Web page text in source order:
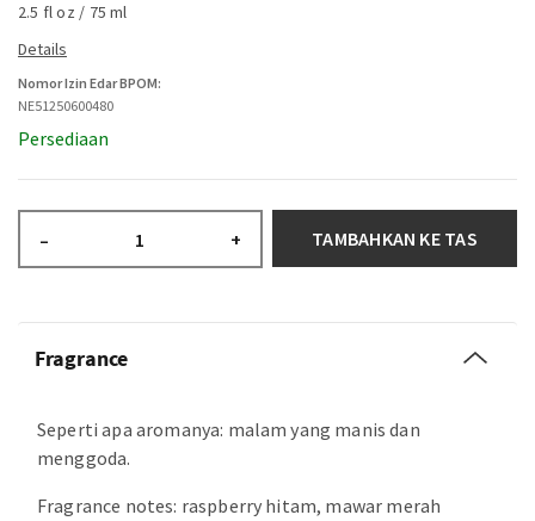
2.5 fl oz / 75 ml
Nomor Izin Edar BPOM:
NE51250600480
Persediaan
– + TAMBAHKAN KE TAS
Fragrance
Seperti apa aromanya: malam yang manis dan
menggoda.
Fragrance notes: raspberry hitam, mawar merah